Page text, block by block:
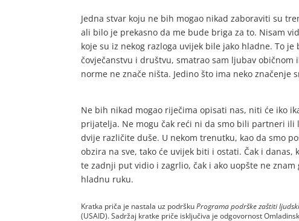
Jedna stvar koju ne bih mogao nikad zaboraviti su
ali bilo je prekasno da me bude briga za to. Nisam
koje su iz nekog razloga uvijek bile jako hladne. To
čovječanstvu i društvu, smatrao sam ljubav
norme ne znače ništa. Jedino što ima neko značenje
Ne bih nikad mogao riječima opisati nas, niti će iko
prijatelja. Ne mogu čak reći ni da smo bili partneri ili
dvije različite duše. U nekom trenutku, kao da smo
obzira na sve, tako će uvijek biti i ostati. Čak i
te zadnji put vidio i zagrlio, čak i ako uopšte ne
hladnu ruku.
Kratka priča je nastala uz podrškuPrograma podrške zaštiti
(USAID). Sadržaj kratke priče isključiva je odgovornost